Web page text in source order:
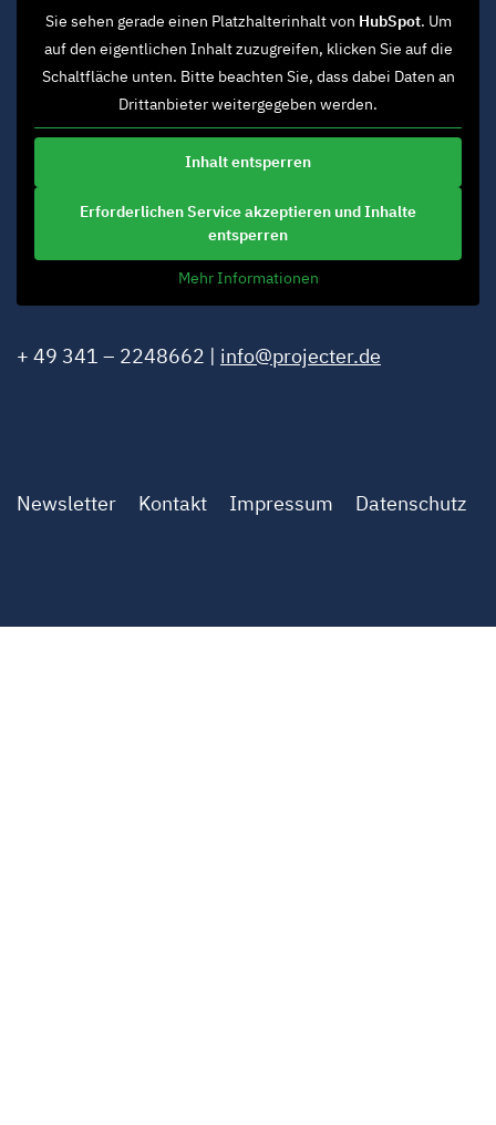
Sie sehen gerade einen Platzhalterinhalt von HubSpot. Um
auf den eigentlichen Inhalt zuzugreifen, klicken Sie auf die
Schaltfläche unten. Bitte beachten Sie, dass dabei Daten an
Drittanbieter weitergegeben werden.
Inhalt entsperren
Erforderlichen Service akzeptieren und Inhalte
entsperren
Mehr Informationen
+ 49 341 – 2248662 | info@projecter.de
Newsletter Kontakt Impressum Datenschutz